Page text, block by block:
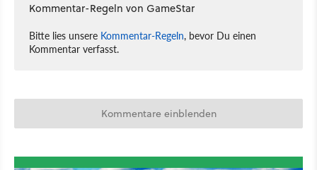
Kommentar-Regeln von GameStar
Bitte lies unsere Kommentar-Regeln, bevor Du einen
Kommentar verfasst.
Kommentare einblenden